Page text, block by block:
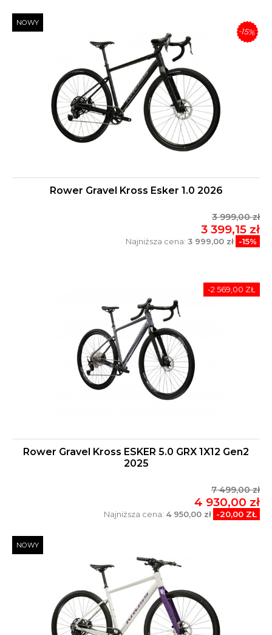
Rower Gravel Kross Esker 1.0 2026
3 999,00 zł
3 399,15 zł
Najniższa cena: 3 999,00 zł -15%
NOWY
-15%
Rower Gravel Kross ESKER 5.0 GRX 1X12 Gen2
2025
7 499,00 zł
4 930,00 zł
Najniższa cena: 4 950,00 zł -20,00 ZŁ
-2 569,00 ZŁ
NOWY